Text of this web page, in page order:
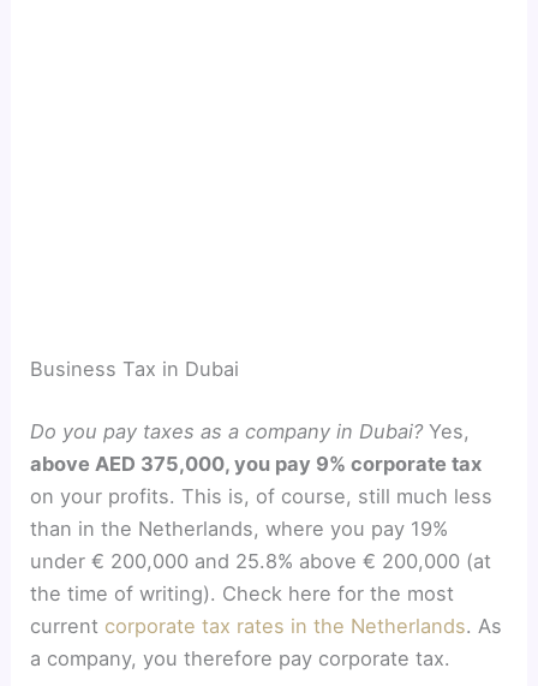
Business Tax in Dubai
Do you pay taxes as a company in Dubai?Yes,
above AED 375,000, you pay 9% corporate tax
on your profits. This is, of course, still much less
than in the Netherlands, where you pay 19%
under € 200,000 and 25.8% above € 200,000 (at
the time of writing). Check here for the most
current corporate tax rates in the Netherlands. As
a company, you therefore pay corporate tax.